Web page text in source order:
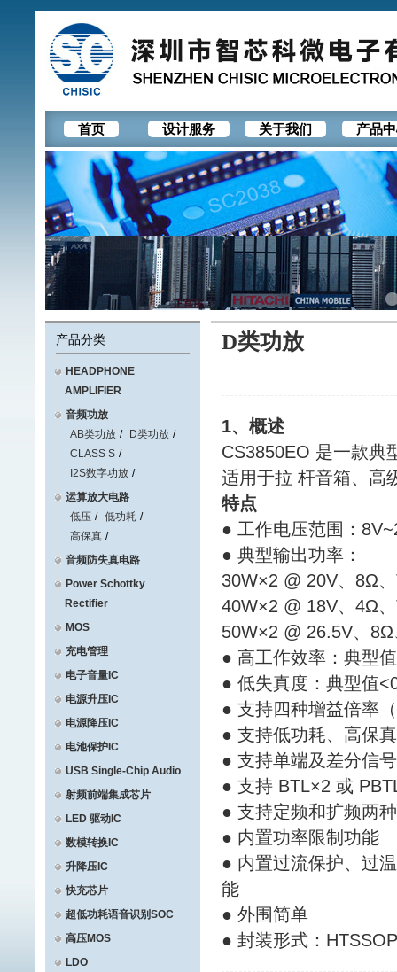
首页 设计服务 关于我们 产品
产品分类
HEADPHONE
AMPLIFIER
音频功放
AB类功放
D类功放
CLASS S
I2S数字功放
运算放大电路
低压
低功耗
高保真
音频防失真电路
Power Schottky
Rectifier
MOS
充电管理
电子音量IC
电源升压IC
电源降压IC
电池保护IC
USB Single-Chip Audio
射频前端集成芯片
LED 驱动IC
数模转换IC
升降压IC
快充芯片
超低功耗语音识别SOC
高压MOS
LDO
D类功放
1、概述
CS3850EO 是一款典
适用于拉 杆音箱、高
特点
● 工作电压范围：
● 典型输出功率：
30W×2 @ 20V、8Ω
40W×2 @ 18V、4Ω
50W×2 @ 26.5V、
● 高工作效率：典型
● 低失真度：典型值
● 支持四种增益倍率
● 支持低功耗、高保
● 支持单端及差分信
● 支持 BTL×2 或
● 支持定频和扩频两
● 内置功率限制功能
● 内置过流保护、过
能
● 外围简单
● 封装形式：